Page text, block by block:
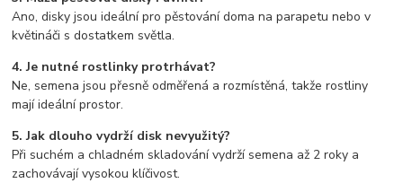
Ano, disky jsou ideální pro pěstování doma na parapetu nebo v
květináči s dostatkem světla.
4. Je nutné rostlinky protrhávat?
Ne, semena jsou přesně odměřená a rozmístěná, takže rostliny
mají ideální prostor.
5. Jak dlouho vydrží disk nevyužitý?
Při suchém a chladném skladování vydrží semena až 2 roky a
zachovávají vysokou klíčivost.